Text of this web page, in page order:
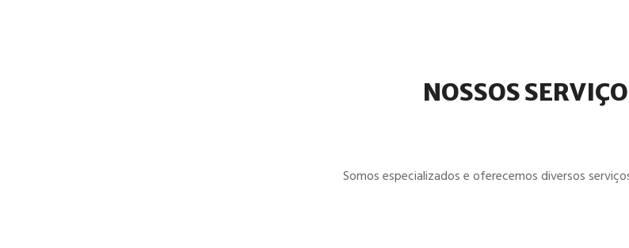
NOSSOS
Somos especializados e oferecemos diversos